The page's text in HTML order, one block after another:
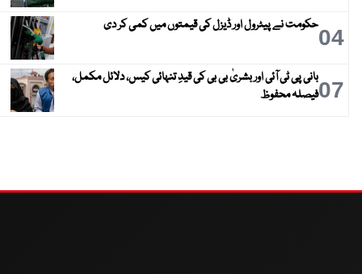
04حکومت نے پیٹرول اور ڈیزل کی قیمتوں میں کمی کر دی
07بانی پی ٹی آئی اور بشریٰ بی بی کی قیدِ تنہائی کیس، دلائل مکمل،
فیصلہ محفوظ